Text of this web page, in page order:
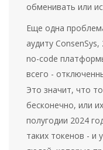
обменивать или
Еще одна
аудиту
no-code
всего -
Это значит, что
бесконечно, или
полугодии 2024
таких токенов - и